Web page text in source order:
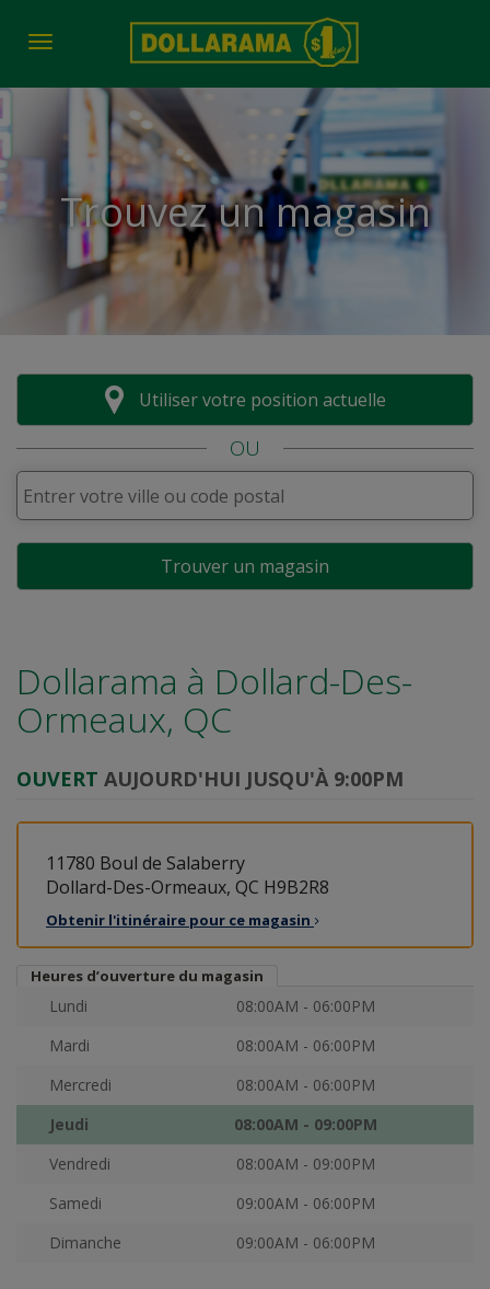
Toggle navigation
Trouvez un magasin
Utiliser votre position actuelle
OU
Trouver un magasin
Dollarama à Dollard-Des-
Ormeaux, QC
OUVERT AUJOURD'HUI JUSQU'À 9:00PM
11780 Boul de Salaberry
Dollard-Des-Ormeaux, QC H9B2R8
Obtenir l'itinéraire pour ce magasin
Heures d’ouverture du magasin
Lundi
08:00AM - 06:00PM
Mardi
08:00AM - 06:00PM
Mercredi
08:00AM - 06:00PM
Jeudi
08:00AM - 09:00PM
Vendredi
08:00AM - 09:00PM
Samedi
09:00AM - 06:00PM
Dimanche
09:00AM - 06:00PM